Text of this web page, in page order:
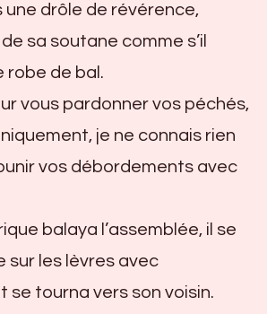
une drôle de révérence,
sa soutane comme s’il
robe de bal.
vous pardonner vos péchés,
je ne connais rien
vos débordements avec
balaya l’assemblée, il se
sur les lèvres avec
se tourna vers son voisin.